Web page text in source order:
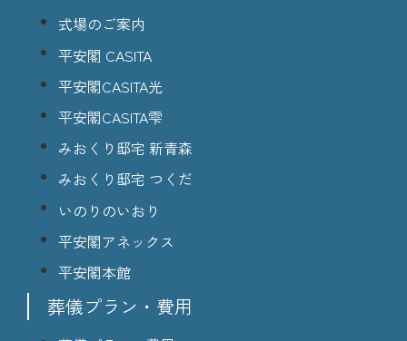
式場のご案内
平安閣 CASITA
平安閣CASITA光
平安閣CASITA雫
みおくり邸宅 新青森
みおくり邸宅 つくだ
いのりのいおり
平安閣アネックス
平安閣本館
葬儀プラン・費用